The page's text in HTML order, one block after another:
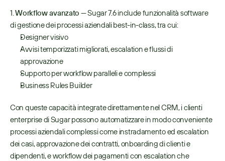
1. Workflow avanzato — Sugar 7.6 include funzionalità software
di gestione dei processi aziendali best-in-class, tra cui:
Designer visivo
Avvisi temporizzati migliorati, escalation e flussi di
approvazione
Supporto per workflow paralleli e complessi
Business Rules Builder
Con queste capacità integrate direttamente nel CRM, i clienti
enterprise di Sugar possono automatizzare in modo conveniente
processi aziendali complessi come instradamento ed escalation
dei casi, approvazione dei contratti, onboarding di clienti e
dipendenti, e workflow dei pagamenti con escalation che